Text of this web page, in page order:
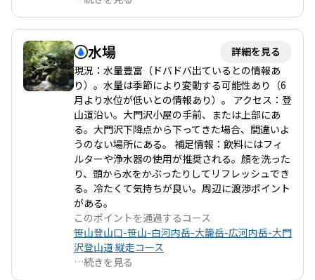
の下りは膝への負担が大きく、注意が必要です。登山者たちは、
急登の後に待つ絶景に心を奪われ、苦労が報われる瞬間を楽しん
でいます。特に、稜線に出た瞬間の感動は、何度もこのコースを
訪れたくなる理由の一つです。 また、周辺には奈良田温泉があ
り、登山後の疲れを癒すには最適です。女帝の湯は特に人気で、
登山者たちの憩いの場となっています。温泉でのリフレッシュ
は、長時間の登山を終えた後の最高のご褒美です。 このコース
は、健脚者向けであり、子供連れや初心者には難易度が高いです
が、仲間と共に挑戦することで得られる達成感は格別です。四季
折々の自然を楽しみながら、静寂と野性味あふれるルートを歩く
ことができる笹山サーキットは、登山者にとって特別な体験を提
供してくれることでしょう。
水場
詳細を見る
現況：水量豊富（ドバドバ出ているとの情報あ
り）。水量は季節により変動する可能性あり（6
月より水位が低いとの情報あり）。 アクセス：登
山道沿い。大門沢小屋の手前、または上部にあ
る。大門沢下降点から下ってきた場合、間違いよ
うのない場所にある。 補足情報：飲料にはフィ
ルターや浄水器の使用が推奨される。顔を洗った
り、頭から水をかぶったりしてリフレッシュでき
る。冷たくて気持ちが良い。周辺に渡渉ポイント
がある。
このポイントを通過するコース
笹山登山口-笹山-白河内岳-大籠岳-広河内岳-大門
沢登山道 縦走コース
…続きを見る